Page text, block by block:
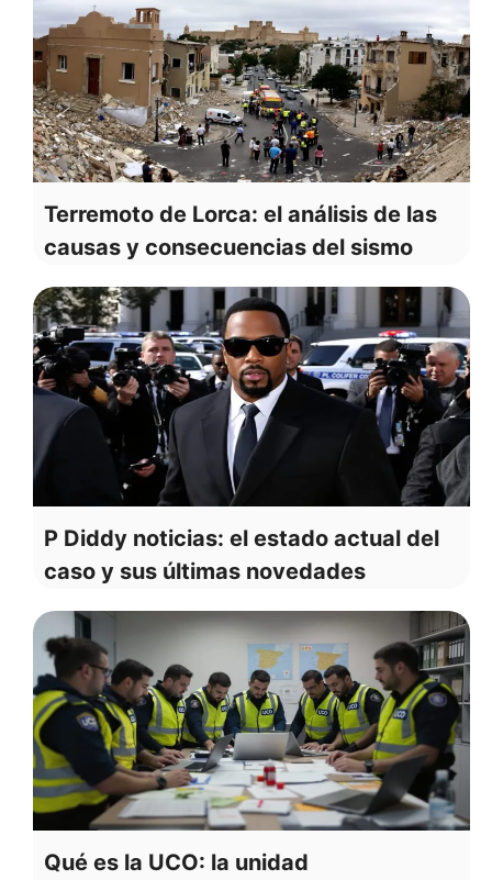
Terremoto de Lorca: el análisis de las
causas y consecuencias del sismo
P Diddy noticias: el estado actual del
caso y sus últimas novedades
Qué es la UCO: la unidad